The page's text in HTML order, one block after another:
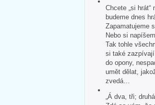
Chcete „si hrát“
budeme dnes
Zapamatujeme
Nebo si
Tak tohle
si také
do opony,
umět dělat,
zvedá…
„Á dva, tři;